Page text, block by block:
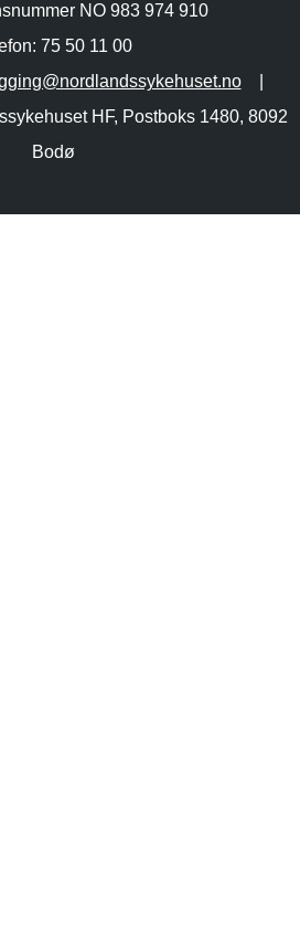
NO 983 974 910
75 50 11 00
|
HF, Postboks 1480, 8092
Bodø